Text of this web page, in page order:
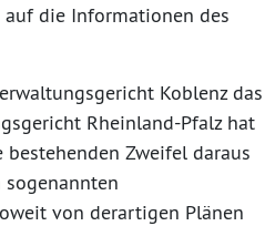
auf die Informationen des
Koblenz das
Rheinland-Pfalz hat
Zweifel daraus
von derartigen Plänen